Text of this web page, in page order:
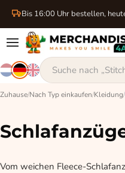
Bis 16:00 Uhr bestellen,
Zuhause/Nach Typ einkaufen/Kleidung/
Vom weichen Fleece-